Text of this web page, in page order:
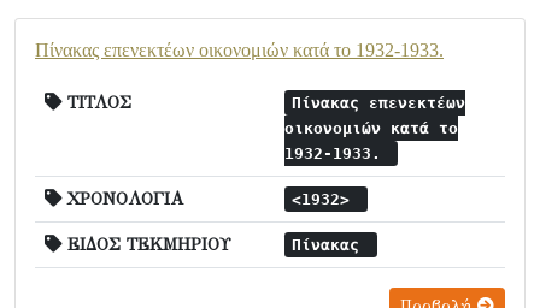
Πίνακας επενεκτέων οικονομιών κατά το 1932-1933.
ΤΙΤΛΟΣ
Πίνακας επενεκτέων
οικονομιών κατά το
1932-1933.
ΧΡΟΝΟΛΟΓΙΑ <1932>
ΕΙΔΟΣ ΤΕΚΜΗΡΙΟΥ Πίνακας